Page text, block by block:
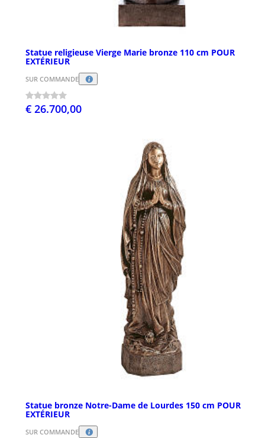
Statue religieuse Vierge Marie bronze 110 cm POUR
EXTÉRIEUR
SUR COMMANDE
€ 26.700,00
Statue bronze Notre-Dame de Lourdes 150 cm POUR
EXTÉRIEUR
SUR COMMANDE